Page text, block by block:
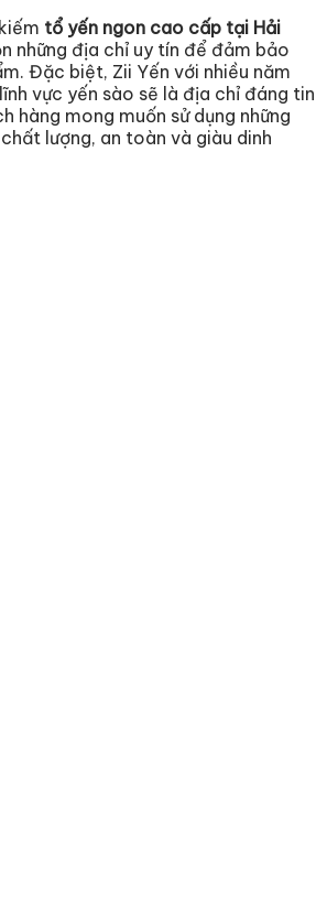
tổ yến ngon cao cấp tại Hải
những địa chỉ uy tín để đảm bảo
Đặc biệt, Zii Yến với nhiều năm
vực yến sào sẽ là địa chỉ đáng tin
hàng mong muốn sử dụng những
lượng, an toàn và giàu dinh